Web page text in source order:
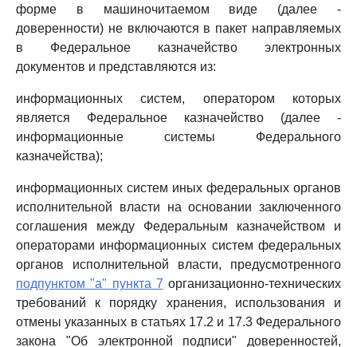
форме в машиночитаемом виде (далее -
доверенности) не включаются в пакет направляемых
в Федеральное казначейство электронных
документов и представляются из:
информационных систем, оператором которых
является Федеральное казначейство (далее -
информационные системы Федерального
казначейства);
информационных систем иных федеральных органов
исполнительной власти на основании заключенного
соглашения между Федеральным казначейством и
операторами информационных систем федеральных
органов исполнительной власти, предусмотренного
подпунктом "а" пункта 7 организационно-технических
требований к порядку хранения, использования и
отмены указанных в статьях 17.2 и 17.3 Федерального
закона "Об электронной подписи" доверенностей,